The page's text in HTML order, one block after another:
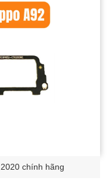
chính hãng